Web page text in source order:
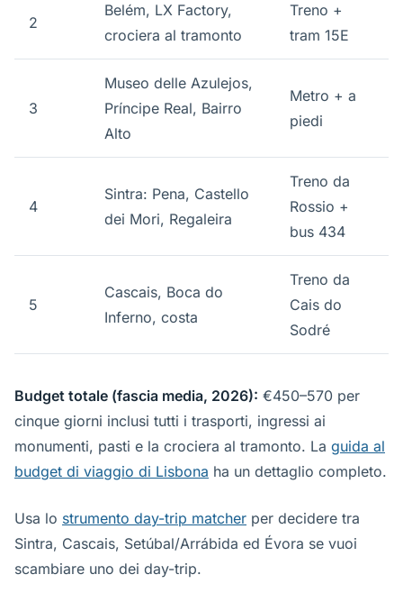
2
Belém, LX Factory,
crociera al tramonto
Treno +
tram 15E
3
Museo delle Azulejos,
Príncipe Real, Bairro
Alto
Metro + a
piedi
4
Sintra: Pena, Castello
dei Mori, Regaleira
Treno da
Rossio +
bus 434
5
Cascais, Boca do
Inferno, costa
Treno da
Cais do
Sodré
Budget totale (fascia media, 2026): €450–570 per
cinque giorni inclusi tutti i trasporti, ingressi ai
monumenti, pasti e la crociera al tramonto. La guida al
budget di viaggio di Lisbona ha un dettaglio completo.
Usa lo strumento day-trip matcher per decidere tra
Sintra, Cascais, Setúbal/Arrábida ed Évora se vuoi
scambiare uno dei day-trip.